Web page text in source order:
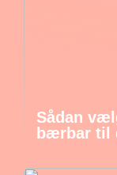
Sådan
bærbar til